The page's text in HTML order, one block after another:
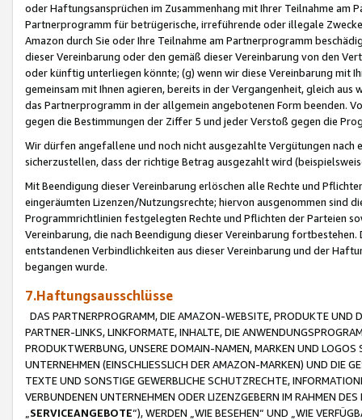
oder Haftungsansprüchen im Zusammenhang mit Ihrer Teilnahme am
Partnerprogramm für betrügerische, irreführende oder illegale
Amazon durch Sie oder Ihre Teilnahme am Partnerprogramm
dieser Vereinbarung oder den gemäß dieser Vereinbarung von den
oder künftig unterliegen könnte; (g) wenn wir diese Vereinbarung mit
gemeinsam mit Ihnen agieren, bereits in der Vergangenheit, gleich
das Partnerprogramm in der allgemein angebotenen Form beenden.
gegen die Bestimmungen der Ziffer 5 und jeder Verstoß gegen die
Wir dürfen angefallene und noch nicht ausgezahlte Vergütungen
sicherzustellen, dass der richtige Betrag ausgezahlt wird
Mit Beendigung dieser Vereinbarung erlöschen alle Rechte und
eingeräumten Lizenzen/Nutzungsrechte; hiervon ausgenommen sind
Programmrichtlinien festgelegten Rechte und Pflichten der Parteien
Vereinbarung, die nach Beendigung dieser Vereinbarung
entstandenen Verbindlichkeiten aus dieser Vereinbarung und der
begangen wurde.
7.Haftungsausschlüsse
DAS PARTNERPROGRAMM, DIE AMAZON-WEBSITE, PRODUKTE UND
PARTNER-LINKS, LINKFORMATE, INHALTE, DIE
PRODUKTWERBUNG, UNSERE DOMAIN-NAMEN, MARKEN UND
UNTERNEHMEN (EINSCHLIESSLICH DER AMAZON-MARKEN) UND DIE
TEXTE UND SONSTIGE GEWERBLICHE SCHUTZRECHTE,
VERBUNDENEN UNTERNEHMEN ODER LIZENZGEBERN IM RAHMEN
SERVICEANGEBOTE“), WERDEN „WIE BESEHEN“ UND „WIE